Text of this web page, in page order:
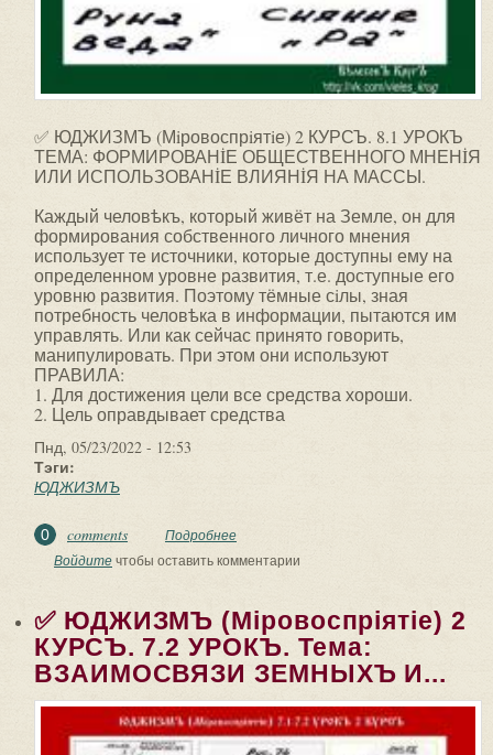
✅ ЮДЖИЗМЪ (Мiровоспрiятiе) 2 КУРСЪ. 8.1 УРОКЪ
ТЕМА: ФОРМИРОВАНİЕ ОБЩЕСТВЕННОГО МНЕНİЯ
ИЛИ ИСПОЛЬЗОВАНİЕ ВЛИЯНİЯ НА МАССЫ.
Каждый человѣкъ, который живёт на Земле, он для
формирования собственного личного мнения
использует те источники, которые доступны ему на
определенном уровне развития, т.е. доступные его
уровню развития. Поэтому тёмные сiлы, зная
потребность человѣка в информации, пытаются им
управлять. Или как сейчас принято говорить,
манипулировать. При этом они используют
ПРАВИЛА:
1. Для достижения цели все средства хороши.
2. Цель оправдывает средства
Пнд, 05/23/2022 - 12:53
Тэги:
ЮДЖИЗМЪ
0 comments Подробнее
КУРСЪ. 8.1 УРОКЪ. ТЕМА:
Войдитечтобы оставить комментарии
✅ ЮДЖИЗМЪ (Мiровоспрiятiе) 2
КУРСЪ. 7.2 УРОКЪ. Тема:
ВЗАИМОСВЯЗИ ЗЕМНЫХЪ И...